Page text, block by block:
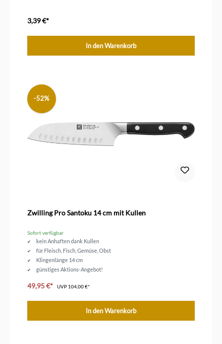
3,39 €*
In den Warenkorb
-52%
Zwilling Pro Santoku 14 cm mit Kullen
Sofort verfügbar
kein Anhaften dank Kullen
für Fleisch, Fisch, Gemüse, Obst
Klingenlänge 14 cm
günstiges Aktions-Angebot!
49,95 €* UVP 104,00 €*
In den Warenkorb